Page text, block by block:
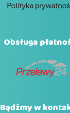
Polityka
Obsługa
Bądźmy w